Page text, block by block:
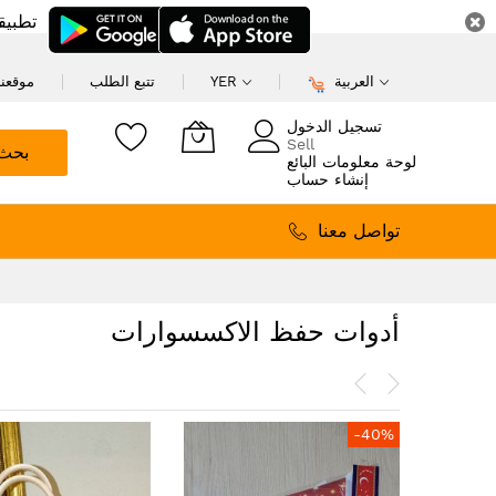
تتبع الطلب YER العربية
تسجيل الدخول
Sell
لوحة معلومات البائع
إنشاء حساب
تواصل معنا
أدوات حفظ الاكسسوارات
-40%